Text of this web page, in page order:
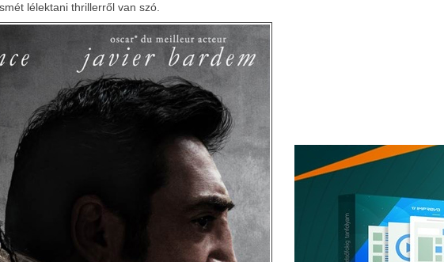
lélektani thrillerről van szó.